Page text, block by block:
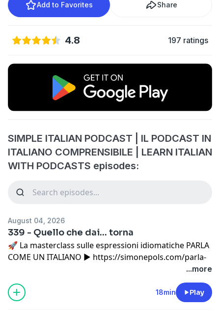
Add to Favorites Share
4.8 197 ratings
SIMPLE ITALIAN PODCAST | IL PODCAST IN
ITALIANO COMPRENSIBILE | LEARN ITALIAN
WITH PODCASTS episodes:
August 04, 2026
339 - Quello che dai… torna
🚀 La masterclass sulle espressioni idiomatiche PARLA
COME UN ITALIANO ▶ ⁠https://simonepols.com/parla-
In questo episodio del Simple Italian Podcast parliamo
dell'idea di Peter Kaufman della "mirrored
...more
18min Play